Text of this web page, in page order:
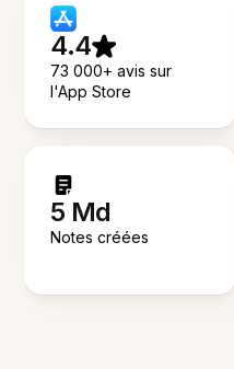
4.4
73 000+ avis sur
l'App Store
5 Md
Notes créées